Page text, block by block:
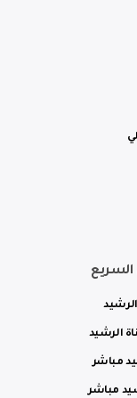
الرشيد
الرشيد
مباشر
مباشر